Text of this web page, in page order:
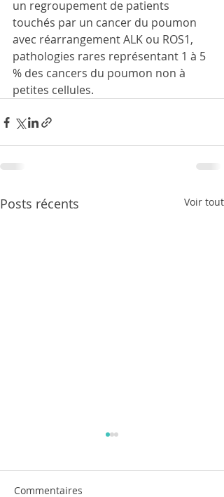
un regroupement de patients
touchés par un cancer du poumon
avec réarrangement ALK ou ROS1,
pathologies rares représentant 1 à 5
% des cancers du poumon non à
petites cellules.
Posts récents Voir tout
Commentaires